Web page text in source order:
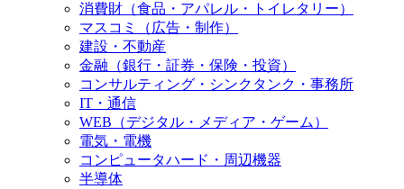
消費財（食品・アパレル・トイレタリー）
マスコミ（広告・制作）
建設・不動産
金融（銀行・証券・保険・投資）
コンサルティング・シンクタンク・事務所
IT・通信
WEB（デジタル・メディア・ゲーム）
電気・電機
コンピュータハード・周辺機器
半導体